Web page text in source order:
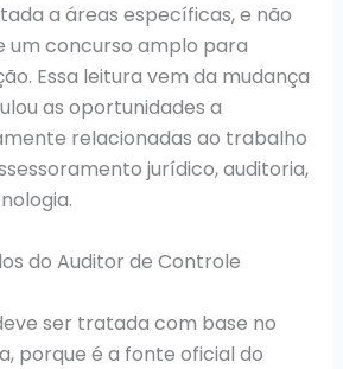
a áreas específicas, e não
um concurso amplo para
Essa leitura vem da mudança
as oportunidades a
relacionadas ao trabalho
jurídico, auditoria,
do Auditor de Controle
ser tratada com base no
porque é a fonte oficial do